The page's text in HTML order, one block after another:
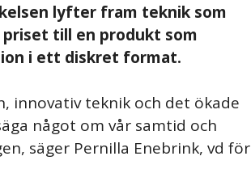
lyfter fram teknik som
till en produkt som
i ett diskret format.
innovativ teknik och det ökade
något om vår samtid och
säger Pernilla Enebrink, vd för